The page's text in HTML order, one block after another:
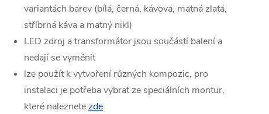
variantách barev (bílá, černá, kávová, matná zlatá,
stříbrná káva a matný nikl)
LED zdroj a transformátor jsou součástí balení a
nedají se vyměnit
lze použít k vytvoření různých kompozic, pro
instalaci je potřeba vybrat ze speciálních montur,
které naleznetezde